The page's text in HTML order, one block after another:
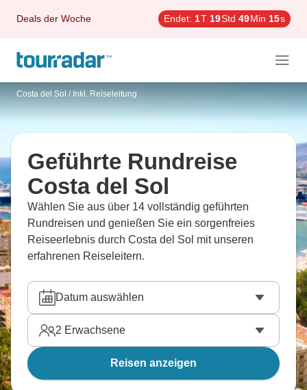
Deals der Woche Endet: 1T 19Std 49Min 13s
Costa del Sol / Inkl. Reiseleitung
Geführte Rundreise
Costa del Sol
Wählen Sie aus über 14 vollständig geführten
Rundreisen und genießen Sie ein sorgenfreies
Reiseerlebnis durch Costa del Sol mit unseren
erfahrenen Reiseleitern.
Datum auswählen
2 Erwachsene
Reisen anzeigen